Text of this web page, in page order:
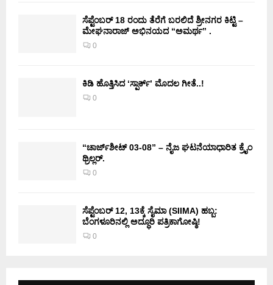
ಸೆಪ್ಟೆಂಬರ್ 18 ರಂದು ತೆರೆಗೆ ಬರಲಿದೆ ಶ್ರೀನಗರ ಕಿಟ್ಟಿ –
ಮೇಘನಾರಾಜ್ ಅಭಿನಯದ “ಅಮರ್ಥ” .
0
ಕಿಡಿ‌‌ ಹೊತ್ತಿಸಿದ ‘ಸ್ಪಾರ್ಕ್’ ಮೊದಲ‌ ಗೀತೆ..!
0
“ಚಾರ್ಜ್‌ಶೀಟ್ 03-08” – ನೈಜ ಘಟನೆಯಾಧಾರಿತ ಕ್ರೈಂ
ಥ್ರಿಲ್ಲರ್.
0
ಸೆಪ್ಟೆಂಬರ್ 12, 13ಕ್ಕೆ ಸೈಮಾ (SIIMA) ಹಬ್ಬ:
ಬೆಂಗಳೂರಿನಲ್ಲಿ ಅದ್ಧೂರಿ ಪತ್ರಿಕಾಗೋಷ್ಠಿ!
0